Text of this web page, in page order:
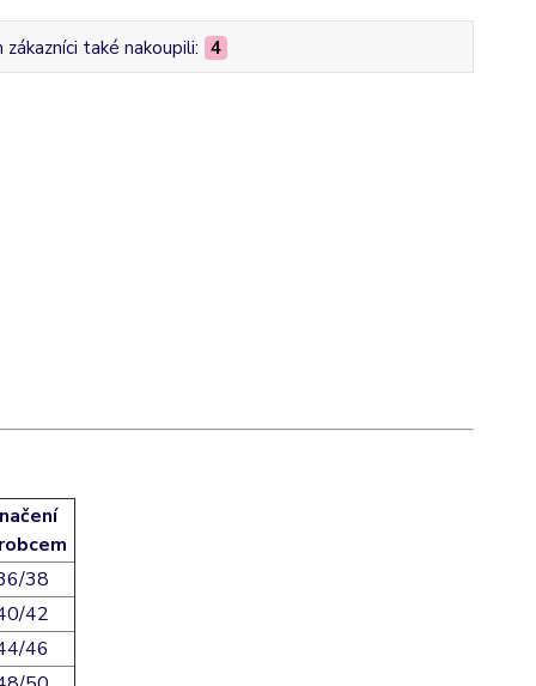
také nakoupili: 4
38
42
46